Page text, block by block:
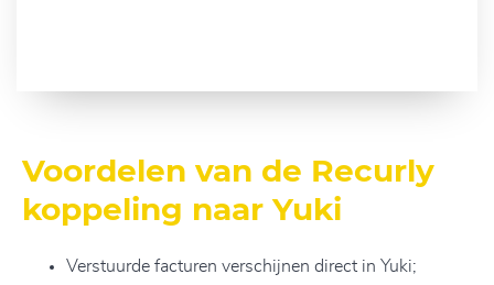
Voordelen van de Recurly
koppeling naar Yuki
Verstuurde facturen verschijnen direct in Yuki;